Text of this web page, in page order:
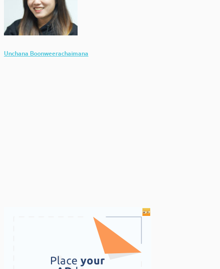
Unchana Boonweerachaimana